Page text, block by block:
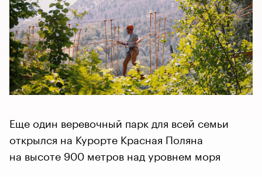
Еще один веревочный парк для всей семьи
открылся на Курорте Красная Поляна
на высоте 900 метров над уровнем моря